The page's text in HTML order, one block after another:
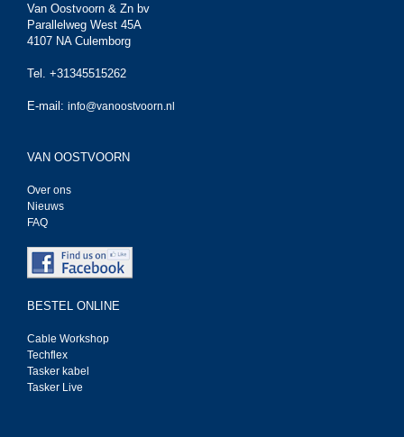
Van Oostvoorn & Zn bv
Parallelweg West 45A
4107 NA Culemborg
Tel. +31345515262
E-mail: info@vanoostvoorn.nl
VAN OOSTVOORN
Over ons
Nieuws
FAQ
BESTEL ONLINE
Cable Workshop
Techflex
Tasker kabel
Tasker Live